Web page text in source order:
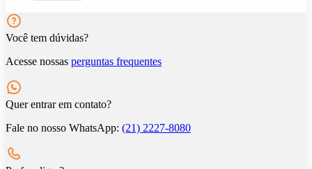
Você tem dúvidas?
Acesse nossas perguntas frequentes
Quer entrar em contato?
Fale no nosso WhatsApp: (21) 2227-8080